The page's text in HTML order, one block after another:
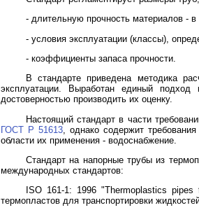
- длительную прочность материалов -
- условия эксплуатации (классы),
- коэффициенты запаса прочности.
В стандарте приведена методика
эксплуатации. Выработан единый
достоверностью производить их оценку.
Настоящий стандарт в части
ГОСТ Р 51613, однако содержит
области их применения - водоснабжение.
Стандарт на напорные трубы из
международных стандартов:
ISO 161-1: 1996 "Thermoplastics
термопластов для транспортировки